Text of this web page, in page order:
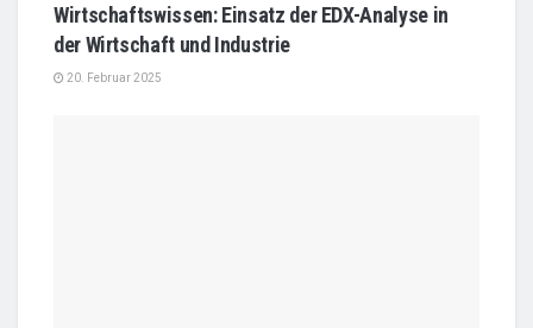
Wirtschaftswissen: Einsatz der EDX-Analyse in
der Wirtschaft und Industrie
20. Februar 2025